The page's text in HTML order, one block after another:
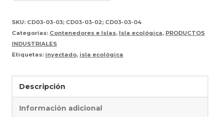
SKU: CD03-03-03; CD03-03-02; CD03-03-04
Categorías: Contenedores e Islas, Isla ecológica, PRODUCTOS
INDUSTRIALES
Etiquetas: inyectado, isla ecológica
Descripción
Información adicional